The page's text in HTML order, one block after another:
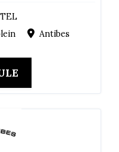
Antibes